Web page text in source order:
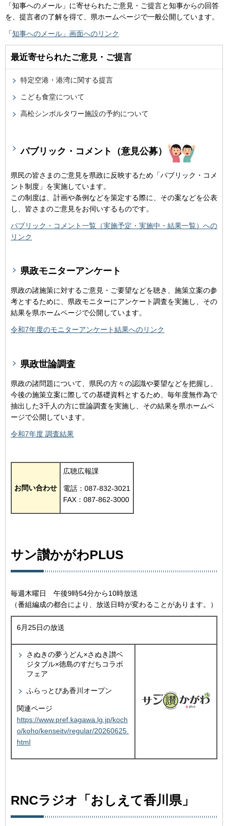
「知事へのメール」に寄せられたご意見・ご提言と知事からの回答
を、提言者の了解を得て、県ホームページで一般公開しています。
「知事へのメール」画面へのリンク
最近寄せられたご意見・ご提言
特定空港・港湾に関する提言
こども食堂について
高松シンボルタワー施設の予約について
パブリック・コメント（意見公募）
県民の皆さまのご意見を県政に反映するため「パブリック・コメ
ント制度」を実施しています。
この制度は、計画や条例などを策定する際に、その案などを公表
し、皆さまのご意見をお伺いするものです。
パブリック・コメント一覧（実施予定・実施中・結果一覧）への
リンク
県政モニターアンケート
県政の諸施策に対するご意見・ご要望などを聴き、施策立案の参
考とするために、県政モニターにアンケート調査を実施し、その
結果を県ホームページで公開しています。
令和7年度のモニターアンケート結果へのリンク
県政世論調査
県政の諸問題について、県民の方々の認識や要望などを把握し、
今後の施策立案に際しての基礎資料とするため、毎年度無作為で
抽出した3千人の方に世論調査を実施し、その結果を県ホームペ
ージで公開しています。
令和7年度 調査結果
お問い合わせ
広聴広報課
電話：087-832-3021
FAX：087-862-3000
サン讃かがわPLUS
毎週木曜日 午後9時54分から10時放送
（番組編成の都合により、放送日時が変わることがあります。）
6月25日の放送
さぬきの夢うどん×さぬき讃ベ
ジタブル×徳島のすだちコラボ
フェア
ふらっとぴあ香川オープン
関連ページ
https://www.pref.kagawa.lg.jp/koch
o/koho/kenseitv/regular/20260625.
html
RNCラジオ「おしえて香川県」